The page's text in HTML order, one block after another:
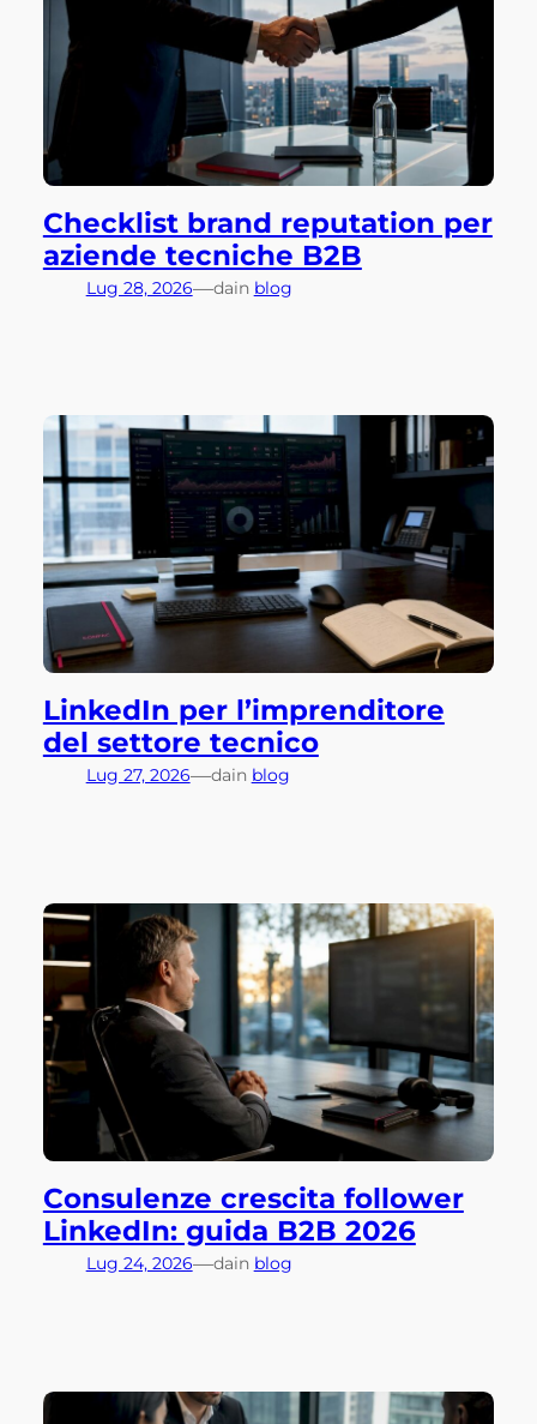
Checklist brand reputation per
aziende tecniche B2B
Lug 28, 2026—dain blog
LinkedIn per l’imprenditore
del settore tecnico
Lug 27, 2026—dain blog
Consulenze crescita follower
LinkedIn: guida B2B 2026
Lug 24, 2026—dain blog